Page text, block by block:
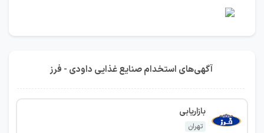
آگهی‌های استخدام صنایع غذایی داودی - فرز
بازاریابی
تهران